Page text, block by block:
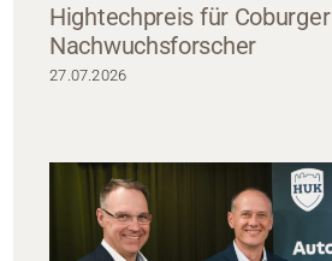
Hightechpreis für Coburger
Nachwuchsforscher
27.07.2026